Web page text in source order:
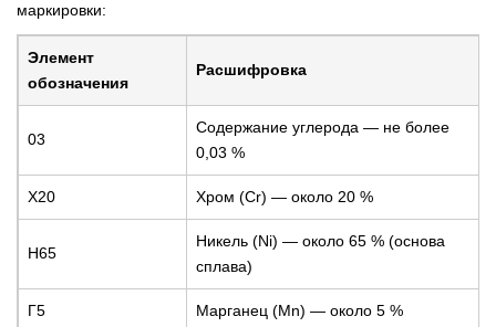
маркировки:
Элемент
обозначения
Расшифровка
03
Содержание углерода — не более
0,03 %
Х20 Хром (Cr) — около 20 %
Н65
Никель (Ni) — около 65 % (основа
сплава)
Г5 Марганец (Mn) — около 5 %